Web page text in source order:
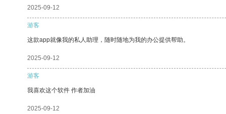
2025-09-12
游客
这款app就像我的私人助理，随时随地为我的办公提供帮助。
2025-09-12
游客
我喜欢这个软件 作者加油
2025-09-12